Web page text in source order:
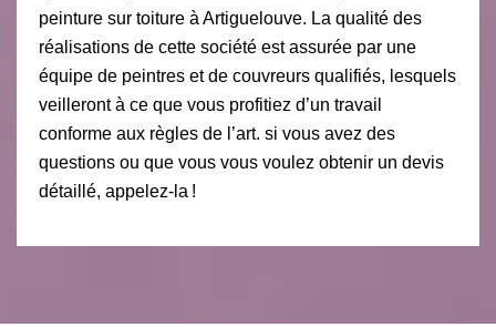
peinture sur toiture à Artiguelouve. La qualité des
réalisations de cette société est assurée par une
équipe de peintres et de couvreurs qualifiés, lesquels
veilleront à ce que vous profitiez d’un travail
conforme aux règles de l’art. si vous avez des
questions ou que vous vous voulez obtenir un devis
détaillé, appelez-la !